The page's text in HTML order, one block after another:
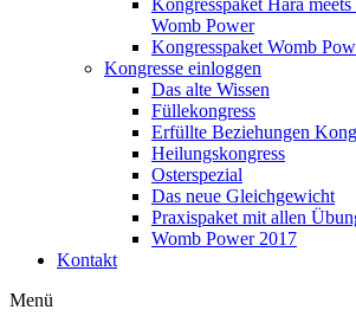
Kongresspaket Hara
Womb Power
Kongresspaket Womb
Kongresse einloggen
Das alte Wissen
Füllekongress
Erfüllte Beziehungen
Heilungskongress
Osterspezial
Das neue Gleichgewicht
Praxispaket mit allen
Womb Power 2017
Kontakt
Menü